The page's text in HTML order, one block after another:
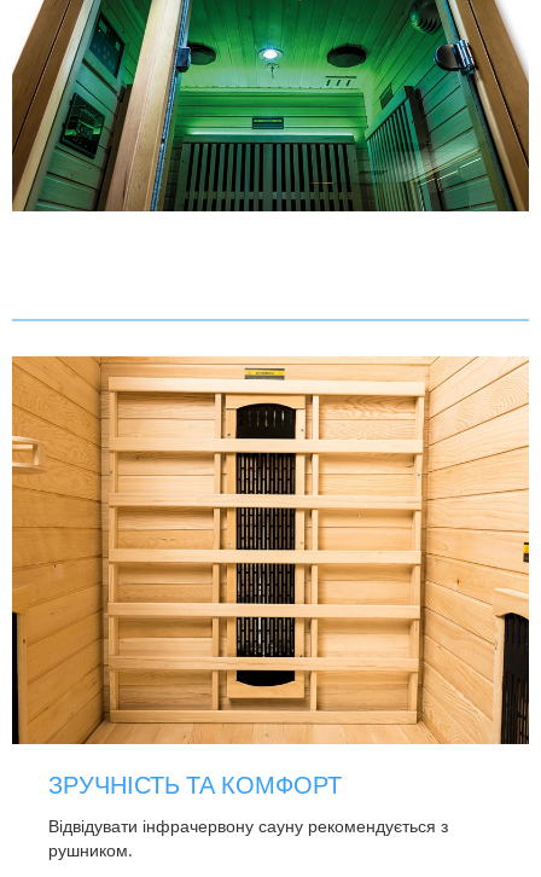
ЗРУЧНІСТЬ ТА КОМФОРТ
Відвідувати інфрачервону сауну рекомендується з
рушником.